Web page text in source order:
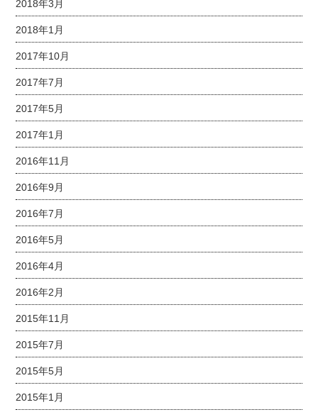
2018年3月
2018年1月
2017年10月
2017年7月
2017年5月
2017年1月
2016年11月
2016年9月
2016年7月
2016年5月
2016年4月
2016年2月
2015年11月
2015年7月
2015年5月
2015年1月